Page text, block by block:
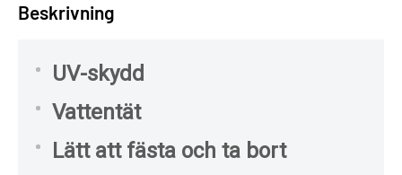
Beskrivning
UV-skydd
Vattentät
Lätt att fästa och ta bort